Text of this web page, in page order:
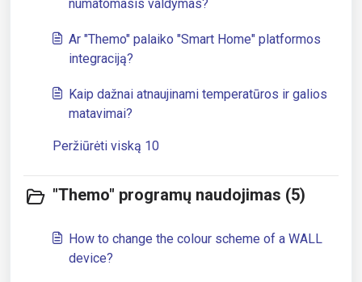
numatomasis valdymas?
Ar "Themo" palaiko "Smart Home" platformos
integraciją?
Kaip dažnai atnaujinami temperatūros ir galios
matavimai?
Peržiūrėti viską 10
"Themo" programų naudojimas (5)
How to change the colour scheme of a WALL
device?